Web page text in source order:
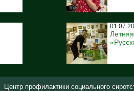
Центр профилактики социального